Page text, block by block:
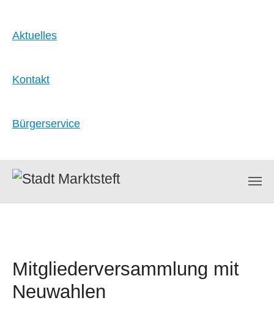
Aktuelles
Kontakt
Bürgerservice
Zum Hauptinhalt springen
Mitgliederversammlung mit
Neuwahlen